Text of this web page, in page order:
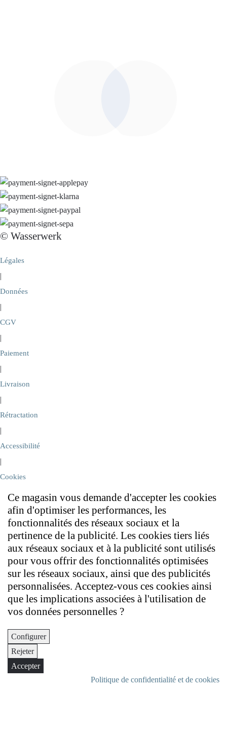
© Wasserwerk
Légales
|
Données
|
CGV
|
Paiement
|
Livraison
|
Rétractation
|
Accessibilité
|
Cookies
Ce magasin vous demande d'accepter les cookies
afin d'optimiser les performances, les
fonctionnalités des réseaux sociaux et la
pertinence de la publicité. Les cookies tiers liés
aux réseaux sociaux et à la publicité sont utilisés
pour vous offrir des fonctionnalités optimisées
sur les réseaux sociaux, ainsi que des publicités
personnalisées. Acceptez-vous ces cookies ainsi
que les implications associées à l'utilisation de
vos données personnelles ?
Configurer
Rejeter
Accepter
Politique de confidentialité et de cookies